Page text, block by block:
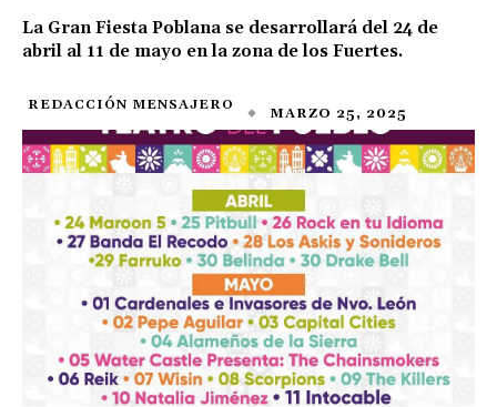
La Gran Fiesta Poblana se desarrollará del 24 de
abril al 11 de mayo en la zona de los Fuertes.
REDACCIÓN MENSAJERO MARZO 25, 2025